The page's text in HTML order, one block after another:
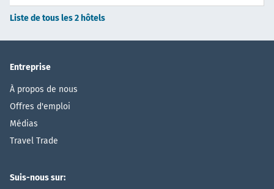
Liste de tous les 2 hôtels
Entreprise
À propos de nous
Offres d'emploi
Médias
Travel Trade
Suis-nous sur: